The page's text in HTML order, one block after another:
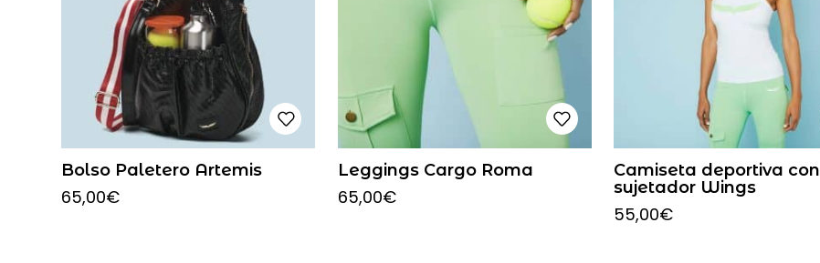
Bolso Paletero Artemis
65,00€
Leggings Cargo Roma
65,00€
Camiseta deportiva con
sujetador Wings
55,00€